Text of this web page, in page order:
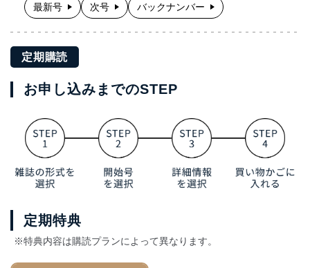
最新号 次号 バックナンバー
定期購読
お申し込みまでのSTEP
定期特典
※特典内容は購読プランによって異なります。